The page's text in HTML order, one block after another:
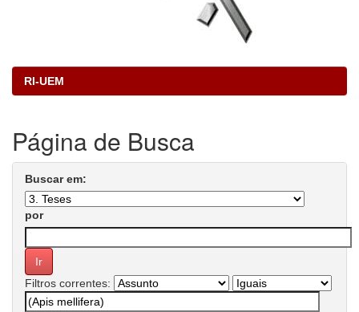
RI-UEM
Página de Busca
Buscar em:
por
Filtros correntes: